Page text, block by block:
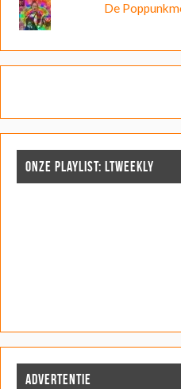
De
ONZE PLAYLIST: LTWEEKLY
ADVERTENTIE